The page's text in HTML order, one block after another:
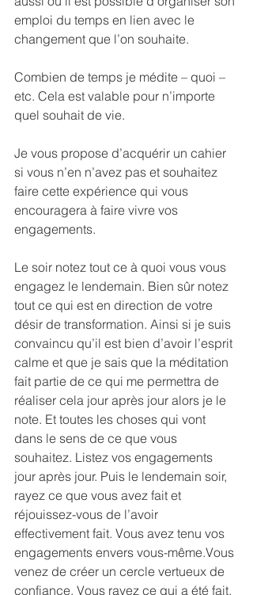
emploi du temps en lien avec le
changement que l’on souhaite.
Combien de temps je médite – quoi –
etc. Cela est valable pour n’importe
quel souhait de vie.
Je vous propose d’acquérir un cahier
si vous n’en n’avez pas et souhaitez
faire cette expérience qui vous
encouragera à faire vivre vos
engagements.
Le soir notez tout ce à quoi vous vous
engagez le lendemain. Bien sûr notez
tout ce qui est en direction de votre
désir de transformation. Ainsi si je suis
convaincu qu’il est bien d’avoir l’esprit
calme et que je sais que la méditation
fait partie de ce qui me permettra de
réaliser cela jour après jour alors je le
note. Et toutes les choses qui vont
dans le sens de ce que vous
souhaitez. Listez vos engagements
jour après jour. Puis le lendemain soir,
rayez ce que vous avez fait et
réjouissez-vous de l’avoir
effectivement fait. Vous avez tenu vos
engagements envers vous-même.Vous
venez de créer un cercle vertueux de
confiance. Vous rayez ce qui a été fait.